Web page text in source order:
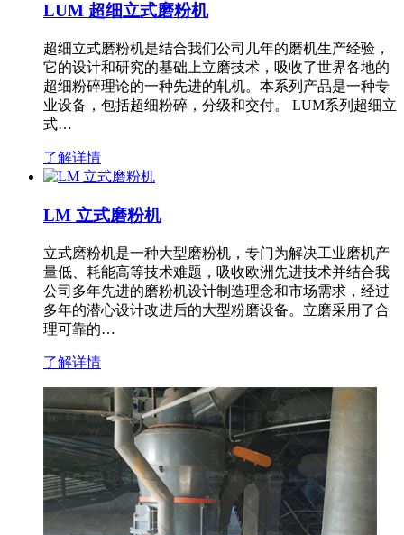
LUM 超细立式磨粉机
超细立式磨粉机是结合我们公司几年的磨机生产经验，
它的设计和研究的基础上立磨技术，吸收了世界各地的
超细粉碎理论的一种先进的轧机。本系列产品是一种专
业设备，包括超细粉碎，分级和交付。 LUM系列超细立
式…
了解详情
LM 立式磨粉机
立式磨粉机是一种大型磨粉机，专门为解决工业磨机产
量低、耗能高等技术难题，吸收欧洲先进技术并结合我
公司多年先进的磨粉机设计制造理念和市场需求，经过
多年的潜心设计改进后的大型粉磨设备。立磨采用了合
理可靠的…
了解详情